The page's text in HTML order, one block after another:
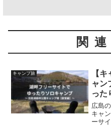
関
キャンプ旅
【
ャン
った
広島
キャ
ーサ